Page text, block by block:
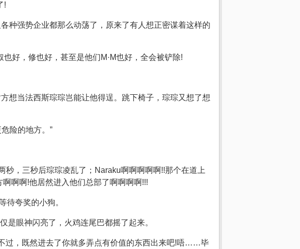
!
种强势企业都那么动荡了，原来了有人想正密谋着这样的
好，修也好，甚至是他们M·M也好，全会被铲除!
想当法西斯琮琮岂能让他得逞。跳下椅子，琮琮又想了想
险的地方。”
，三秒后琮琮凌乱了；Naraku啊啊啊啊啊!!那个在道上
啊啊!他居然进入他们总部了啊啊啊啊!!!
待夸奖的小狗。
是眼神闪亮了，火鸡连尾巴都摇了起来。
过，既然进去了你就多弄点有价值的东西出来吧!唔……毕